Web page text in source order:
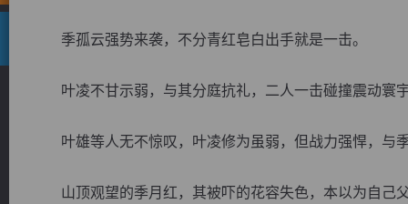
季孤云强势来袭，不分青红皂白出手就是一击。
叶凌不甘示弱，与其分庭抗礼，二人一击碰撞震动寰
叶雄等人无不惊叹，叶凌修为虽弱，但战力强悍，与
山顶观望的季月红，其被吓的花容失色，本以为自己